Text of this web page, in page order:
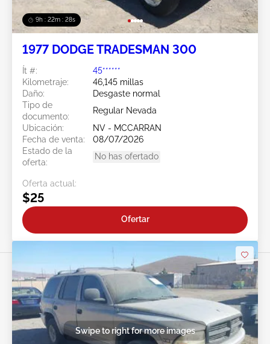
9h : 22m : 25s
1977 DODGE TRADESMAN 300
Ít #:
45******
Kilometraje:
46,145 millas
Daño:
Desgaste normal
Tipo de
documento:
Regular Nevada
Ubicación:
NV - MCCARRAN
Fecha de venta:
08/07/2026
Estado de la
oferta:
No has ofertado
Oferta actual:
$25
Ofertar
Swipe to right for more images